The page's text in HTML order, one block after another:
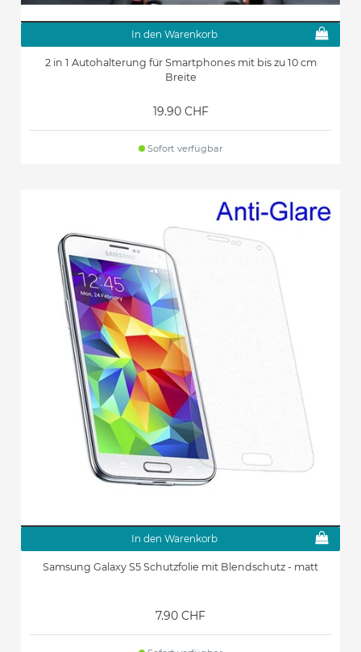
In den Warenkorb
2 in 1 Autohalterung für Smartphones mit bis zu 10 cm
Breite
19.90 CHF
Sofort verfügbar
In den Warenkorb
Samsung Galaxy S5 Schutzfolie mit Blendschutz - matt
7.90 CHF